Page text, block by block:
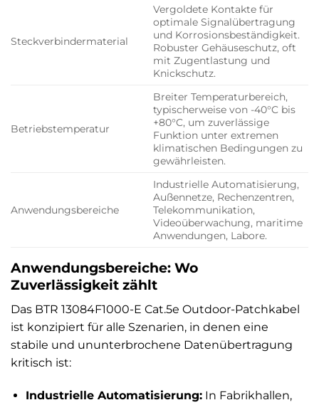
Steckverbindermaterial
Vergoldete Kontakte für
optimale Signalübertragung
und Korrosionsbeständigkeit.
Robuster Gehäuseschutz, oft
mit Zugentlastung und
Knickschutz.
Betriebstemperatur
Breiter Temperaturbereich,
typischerweise von -40°C bis
+80°C, um zuverlässige
Funktion unter extremen
klimatischen Bedingungen zu
gewährleisten.
Anwendungsbereiche
Industrielle Automatisierung,
Außennetze, Rechenzentren,
Telekommunikation,
Videoüberwachung, maritime
Anwendungen, Labore.
Anwendungsbereiche: Wo
Zuverlässigkeit zählt
Das BTR 13084F1000-E Cat.5e Outdoor-Patchkabel
ist konzipiert für alle Szenarien, in denen eine
stabile und ununterbrochene Datenübertragung
kritisch ist:
Industrielle Automatisierung:In Fabrikhallen,